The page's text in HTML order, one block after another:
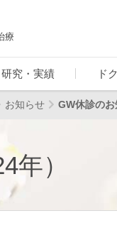
療
研究・実績 ド
お知らせ GW休診のお
年）